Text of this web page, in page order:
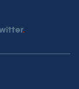
.